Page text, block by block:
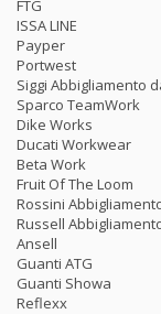
FTG
ISSA LINE
Payper
Portwest
Siggi Abbigliamento
Sparco TeamWork
Dike Works
Ducati Workwear
Beta Work
Fruit Of The Loom
Rossini
Russell
Ansell
Guanti ATG
Guanti Showa
Reflexx